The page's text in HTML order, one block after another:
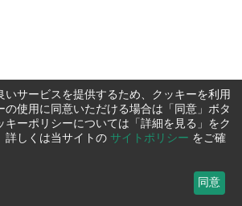
いサービスを提供するため、クッキーを利用
の使用に同意いただける場合は「同意」ボタ
キーポリシーについては「詳細を見る」をク
詳しくは当サイトの サイトポリシー をご確
同意